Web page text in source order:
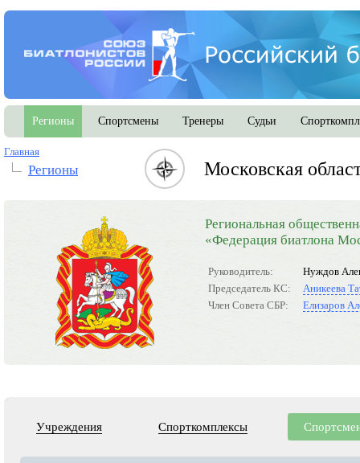
Регионы Спортсмены Тренеры Судьи
Главная
Регионы Московская
Региональная
«Федерация биатлона
Руководитель:
Нуждов
Председатель КС:
Аникеева
Член Совета СБР:
Елизаров
Учреждения Спорткомплексы